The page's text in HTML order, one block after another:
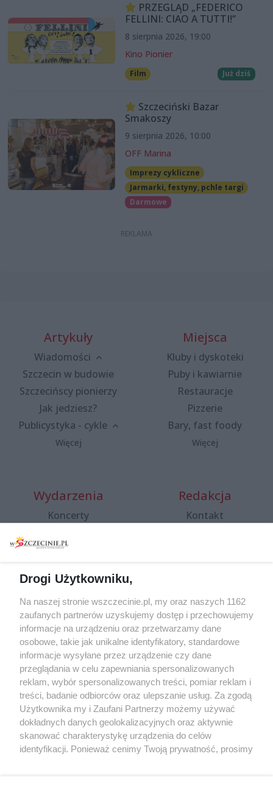
PRZEGLĄD „FEDERICO
FELLINI: CIAO A TUTTI!”
8 sierpnia 2026, 19:00
Kino Pionier
Film Już dziś
Szczeciński Bazar
Smakoszy
9 sierpnia 2026, 10:00
OFF Marina
Imprezy cykliczne
Jarmarki, festyny, pchle targi
Darmowe
Artykuły
Wiadomości
Szczecin w budowie
Szczecińscy pionierzy
Jak jedziesz?
Publicystyka - cykle
Więcej
Miejsca
Kluby i dyskoteki
Puby i kawiarnie
Restauracje
Pizzerie
Bary, fast foody
Więcej
Wydarzenia
Koncerty
Spacery i oprowadzania
targi
Wernisaże
Więcej
Redakcja
Kontakt
Specjalny koncert z okazji
20. urodzin portalu
wSzczecinie.pl
Regulamin konkursów
śniadaniówka "Hej
Szczecin! Jest piątek!"
Partnerzy
Praca Szczecin
Drogi Użytkowniku,
Na naszej stronie wszczecinie.pl, my oraz naszych 1162
zaufanych partnerów uzyskujemy dostęp i przechowujemy
informacje na urządzeniu oraz przetwarzamy dane
osobowe, takie jak unikalne identyfikatory, standardowe
informacje wysyłane przez urządzenie czy dane
przeglądania w celu zapewniania spersonalizowanych
reklam, wybór spersonalizowanych treści, pomiar reklam i
treści, badanie odbiorców oraz ulepszanie usług. Za zgodą
Użytkownika my i Zaufani Partnerzy możemy używać
dokładnych danych geolokalizacyjnych oraz aktywnie
skanować charakterystykę urządzenia do celów
identyfikacji. Ponieważ cenimy Twoją prywatność, prosimy